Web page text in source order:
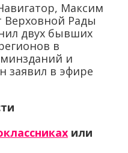
Максим
Верховной Рады
двух бывших
в
и
заявил в эфире
или